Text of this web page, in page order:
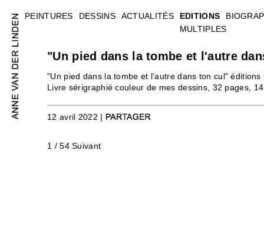
PEINTURES DESSINS ACTUALITÉS
EDITIONS
MULTIPLES
"Un pied dans la tombe et l'autre
"Un pied dans la tombe et l'autre dans ton cul"
Livre sérigraphié couleur de mes dessins, 32 pages,
12 avril 2022 |
1 / 54Suivant